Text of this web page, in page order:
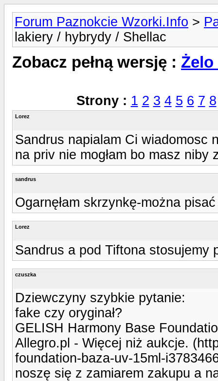
Forum Paznokcie Wzorki.Info >
lakiery / hybrydy / Shellac
Zobacz pełną wersję :
Strony : 1 2 3 4 5 6 7 8
Lorez
Sandrus napialam Ci wiadomosc
na priv nie mogłam bo masz niby
sandrus
Ogarnęłam skrzynkę-można
Lorez
Sandrus a pod Tiftona stosujemy
czuszka
Dziewczyny szybkie pytanie:
fake czy oryginał?
GELISH Harmony Base
Allegro.pl - Więcej niż aukcje.
foundation-baza-uv-15ml-
noszę się z zamiarem zakupu a